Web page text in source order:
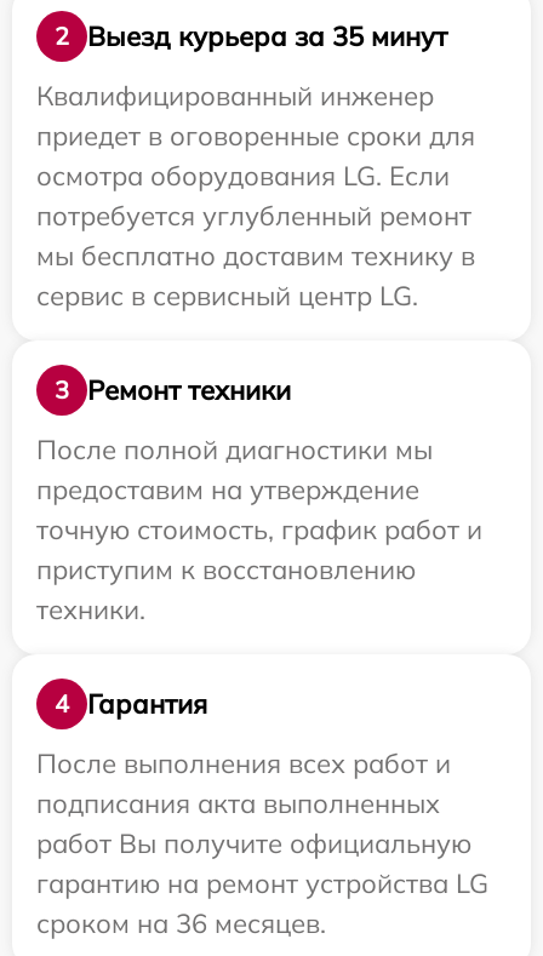
2
Выезд курьера за 35 минут
Квалифицированный инженер
приедет в оговоренные сроки для
осмотра оборудования LG. Если
потребуется углубленный ремонт
мы бесплатно доставим технику в
сервис в сервисный центр LG.
3
Ремонт техники
После полной диагностики мы
предоставим на утверждение
точную стоимость, график работ и
приступим к восстановлению
техники.
4
Гарантия
После выполнения всех работ и
подписания акта выполненных
работ Вы получите официальную
гарантию на ремонт устройства LG
сроком на 36 месяцев.